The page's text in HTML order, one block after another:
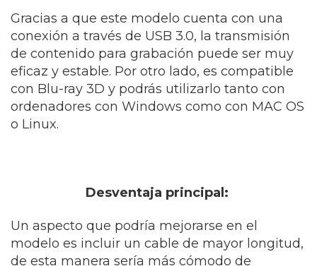
Gracias a que este modelo cuenta con una
conexión a través de USB 3.0, la transmisión
de contenido para grabación puede ser muy
eficaz y estable. Por otro lado, es compatible
con Blu-ray 3D y podrás utilizarlo tanto con
ordenadores con Windows como con MAC OS
o Linux.
Desventaja principal:
Un aspecto que podría mejorarse en el
modelo es incluir un cable de mayor longitud,
de esta manera sería más cómodo de